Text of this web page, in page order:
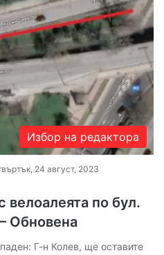
Избор на редактора
24 август, 2023
велоалеята по бул.
Обновена
Г-н Колев, ще оставите